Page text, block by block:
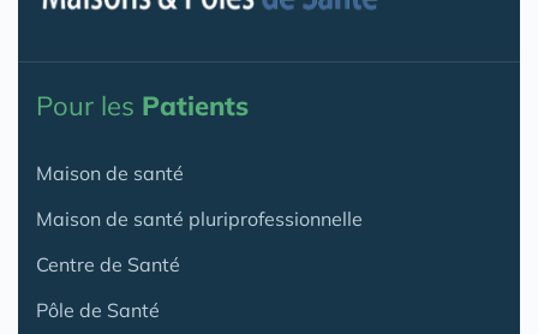
Pour les Patients
Maison de santé
Maison de santé pluriprofessionnelle
Centre de Santé
Pôle de Santé